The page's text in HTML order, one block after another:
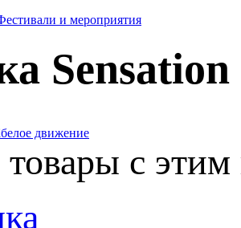
и мероприятия
Sensation
белое движение
с